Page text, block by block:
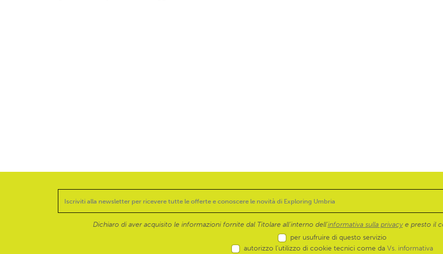
Dichiaro di aver acquisito le informazioni fornite dal Titolare all’interno dell'informativa sulla privacye presto il
per usufruire di questo servizio
autorizzo l’utilizzo di cookie tecnici come da Vs. informativa